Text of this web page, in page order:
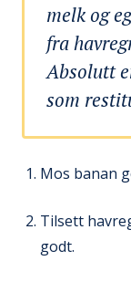
melk og
fra
Absolutt
som
Mos banan
Tilsett
godt.